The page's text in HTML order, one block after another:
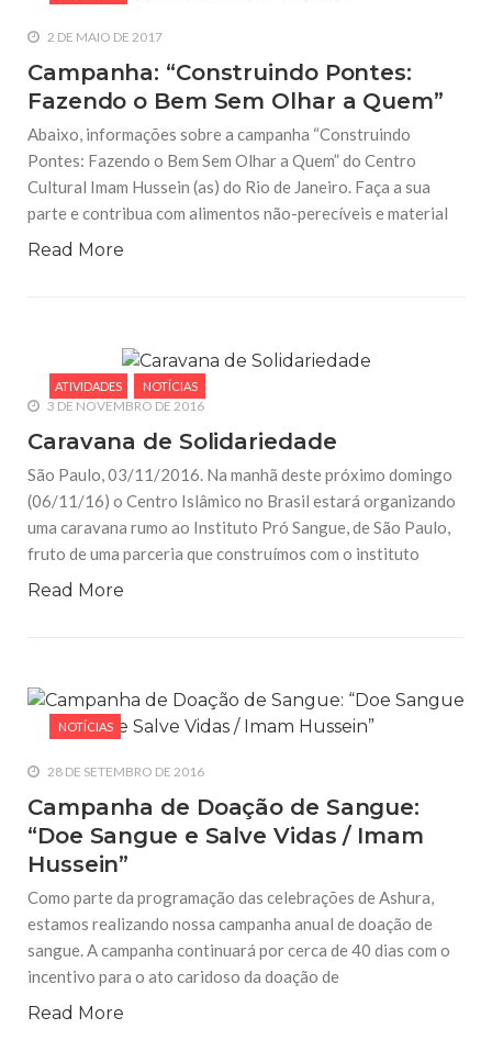
2 DE MAIO DE 2017
Campanha: “Construindo Pontes:
Fazendo o Bem Sem Olhar a Quem”
Abaixo, informações sobre a campanha “Construindo
Pontes: Fazendo o Bem Sem Olhar a Quem” do Centro
Cultural Imam Hussein (as) do Rio de Janeiro. Faça a sua
parte e contribua com alimentos não-perecíveis e material
Read More
ATIVIDADES NOTÍCIAS
3 DE NOVEMBRO DE 2016
Caravana de Solidariedade
São Paulo, 03/11/2016. Na manhã deste próximo domingo
(06/11/16) o Centro Islâmico no Brasil estará organizando
uma caravana rumo ao Instituto Pró Sangue, de São Paulo,
fruto de uma parceria que construímos com o instituto
Read More
NOTÍCIAS
28 DE SETEMBRO DE 2016
Campanha de Doação de Sangue:
“Doe Sangue e Salve Vidas / Imam
Hussein”
Como parte da programação das celebrações de Ashura,
estamos realizando nossa campanha anual de doação de
sangue. A campanha continuará por cerca de 40 dias com o
incentivo para o ato caridoso da doação de
Read More